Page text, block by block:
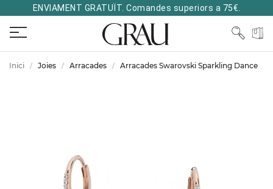
ENVIAMENT GRATUÏT. Comandes superiors a 75€.
Inici Joies Arracades Arracades Swarovski Sparkling Dance